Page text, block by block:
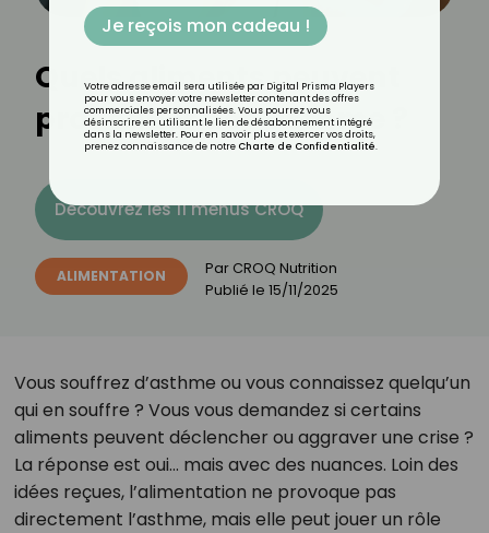
Quels aliments peuvent
provoquer de l’asthme ?
Découvrez les 11 menus CROQ
ALIMENTATION Par CROQ Nutrition
Publié le 15/11/2025
Vous souffrez d’asthme ou vous connaissez quelqu’un
qui en souffre ? Vous vous demandez si certains
aliments peuvent déclencher ou aggraver une crise ?
La réponse est oui… mais avec des nuances. Loin des
idées reçues, l’alimentation ne provoque pas
directement l’asthme, mais elle peut jouer un rôle
Je reçois mon cadeau !
Votre adresse email sera utilisée par Digital Prisma Players
pour vous envoyer votre newsletter contenant des offres
commerciales personnalisées. Vous pourrez vous
désinscrire en utilisant le lien de désabonnement intégré
dans la newsletter. Pour en savoir plus et exercer vos droits,
prenez connaissance de notre Charte de Confidentialité.